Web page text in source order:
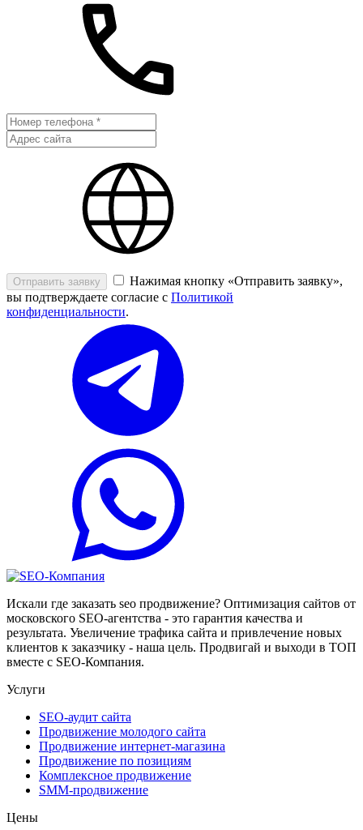
Отправить заявку
Нажимая кнопку «Отправить заявку»,
вы подтверждаете согласие с Политикой
конфиденциальности.
Искали где заказать seo продвижение? Оптимизация сайтов от
московского SEO-агентства - это гарантия качества и
результата. Увеличение трафика сайта и привлечение новых
клиентов к заказчику - наша цель. Продвигай и выходи в ТОП
вместе с SEO-Компания.
Услуги
SEO-аудит сайта
Продвижение молодого сайта
Продвижение интернет-магазина
Продвижение по позициям
Комплексное продвижение
SMM-продвижение
Цены